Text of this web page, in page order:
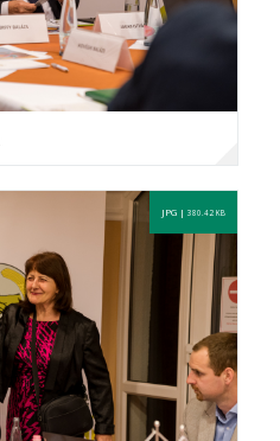
JPG | 380.42 KB